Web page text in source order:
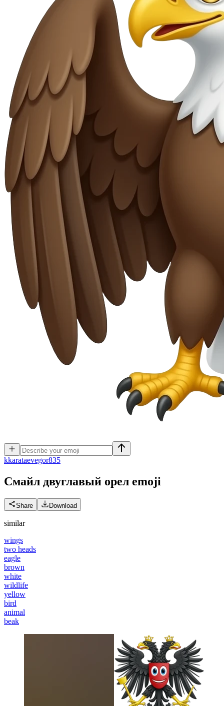
kkarataevegor835
Смайл двуглавый орел emoji
Share Download
similar
wings
two heads
eagle
brown
white
wildlife
yellow
bird
animal
beak